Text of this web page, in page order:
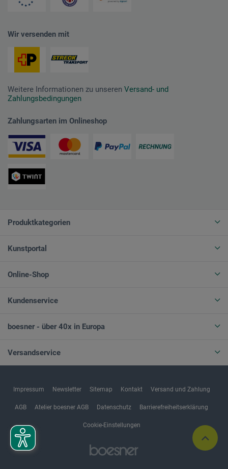
Wir versenden mit
Weitere Informationen zu unseren Versand- und
Zahlungsbedingungen
Zahlungsarten im Onlineshop
Produktkategorien
Kunstportal
Online-Shop
Kundenservice
boesner - über 40x in Europa
Versandservice
Impressum Newsletter Sitemap Kontakt Versand und Zahlung
AGB Atelier boesner AGB Datenschutz Barrierefreiheitserklärung
Cookie-Einstellungen